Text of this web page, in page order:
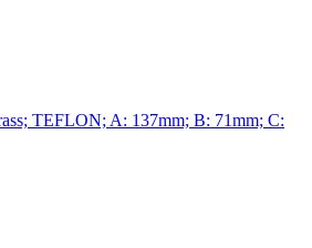
TEFLON; A: 137mm; B: 71mm; C: